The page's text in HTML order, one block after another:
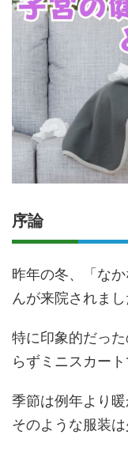
序論
昨年の冬、「な
んが来院されまし
特に印象的だっ
らずミニスカー
季節は例年より
そのような服装